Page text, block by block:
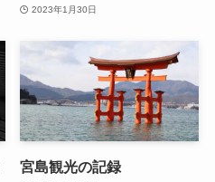
2023年1月30日
宮島観光の記録